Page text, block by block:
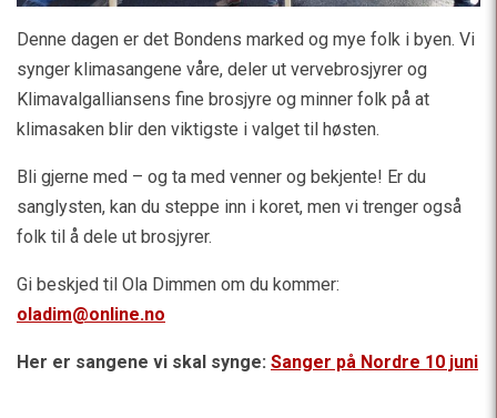
Denne dagen er det Bondens marked og mye folk i byen. Vi
synger klimasangene våre, deler ut vervebrosjyrer og
Klimavalgalliansens fine brosjyre og minner folk på at
klimasaken blir den viktigste i valget til høsten.
Bli gjerne med – og ta med venner og bekjente! Er du
sanglysten, kan du steppe inn i koret, men vi trenger også
folk til å dele ut brosjyrer.
Gi beskjed til Ola Dimmen om du kommer:
oladim@online.no
Her er sangene vi skal synge: Sanger på Nordre 10 juni